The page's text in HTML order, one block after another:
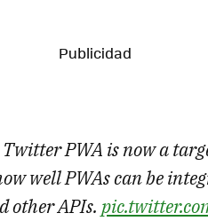
PWA is now a
well PWAs can be
other APIs.